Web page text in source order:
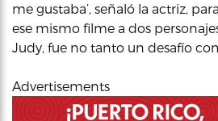
me gustaba’, señaló la actriz,
ese mismo filme a dos
Judy, fue no tanto un desafío
Advertisements